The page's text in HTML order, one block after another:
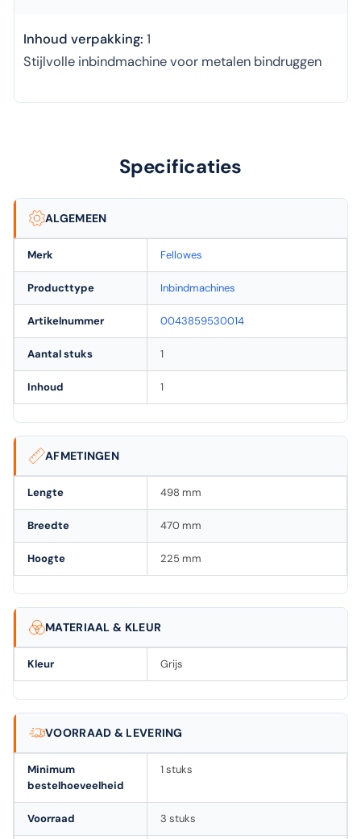
Inhoud verpakking: 1
Stijlvolle inbindmachine voor metalen bindruggen
Specificaties
ALGEMEEN
Merk Fellowes
Producttype Inbindmachines
Artikelnummer 0043859530014
Aantal stuks 1
Inhoud 1
AFMETINGEN
Lengte 498 mm
Breedte 470 mm
Hoogte 225 mm
MATERIAAL & KLEUR
Kleur Grijs
VOORRAAD & LEVERING
Minimum
bestelhoeveelheid
1 stuks
Voorraad 3 stuks